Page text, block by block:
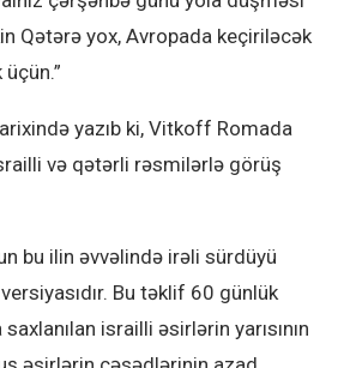
Qətərə yox, Avropada keçiriləcək
yazıb ki, Vitkoff Romada
və qətərli rəsmilərlə görüş
bu ilin əvvəlində irəli sürdüyü
Bu təklif 60 günlük
israilli əsirlərin yarısının